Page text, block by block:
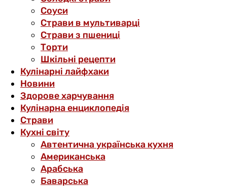
Соуси
Страви в мультиварці
Страви з пшениці
Торти
Шкільні рецепти
Кулінарні лайфхаки
Новини
Здорове харчування
Кулінарна енциклопедія
Страви
Кухні світу
Автентична українська кухня
Американська
Арабська
Баварська